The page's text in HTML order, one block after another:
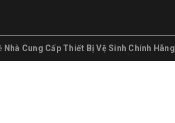
Nhà Cung Cấp Thiết Bị Vệ Sinh Chính Hãng